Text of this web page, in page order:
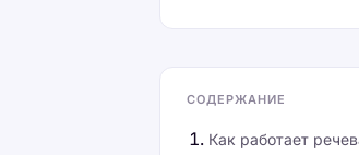
СОДЕРЖАНИЕ
Как работает